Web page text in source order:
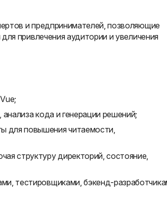
и предпринимателей, позволяющие
привлечения аудитории и увеличения
кода и генерации решений;
для повышения читаемости,
структуру директорий, состояние,
тестировщиками, бэкенд-